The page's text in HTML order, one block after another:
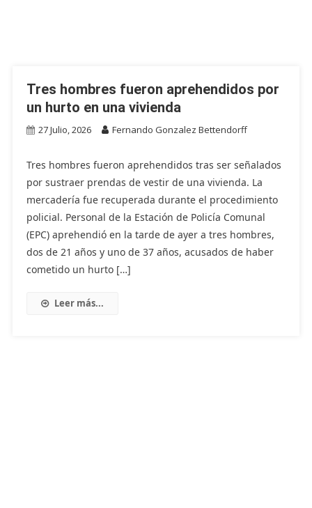
Tres hombres fueron aprehendidos por
un hurto en una vivienda
27 Julio, 2026 Fernando Gonzalez Bettendorff
Tres hombres fueron aprehendidos tras ser señalados
por sustraer prendas de vestir de una vivienda. La
mercadería fue recuperada durante el procedimiento
policial. Personal de la Estación de Policía Comunal
(EPC) aprehendió en la tarde de ayer a tres hombres,
dos de 21 años y uno de 37 años, acusados de haber
cometido un hurto […]
Leer más...